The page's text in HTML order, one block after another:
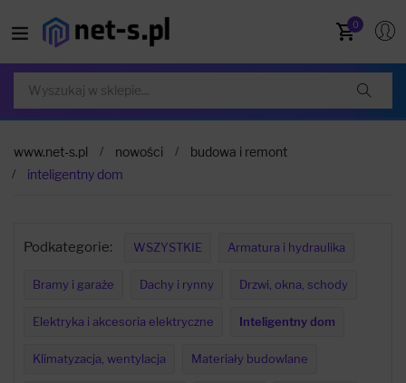
0
www.net-s.pl nowości
budowa i remont
inteligentny dom
Podkategorie: WSZYSTKIE Armatura i hydraulika
Bramy i garaże Dachy i rynny Drzwi, okna, schody
Elektryka i akcesoria elektryczne Inteligentny dom
Klimatyzacja, wentylacja Materiały budowlane